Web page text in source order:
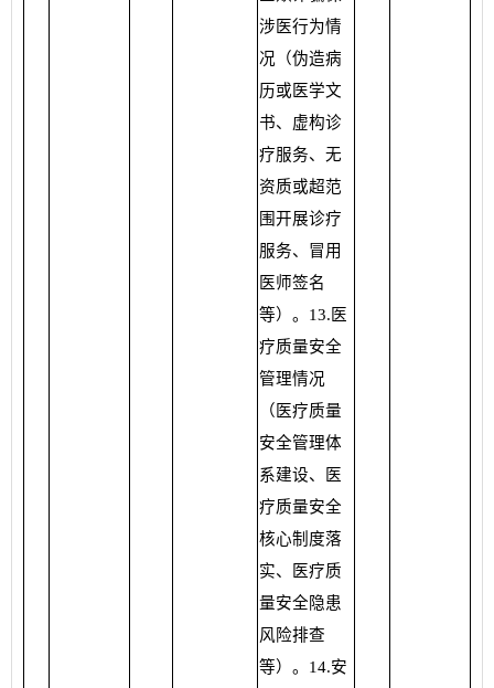
涉医行为情
况（伪造病
历或医学文
书、虚构诊
疗服务、无
资质或超范
围开展诊疗
服务、冒用
医师签名
等）。13.医
疗质量安全
管理情况
（医疗质量
安全管理体
系建设、医
疗质量安全
核心制度落
实、医疗质
量安全隐患
风险排查
等）。14.安